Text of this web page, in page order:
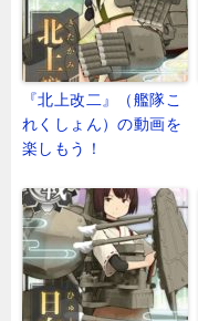
『北上改二』（艦隊こ
れくしょん）の動画を
楽しもう！